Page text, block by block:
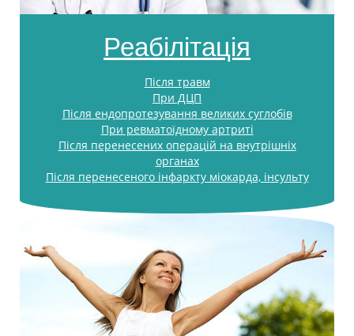
Реабілітація
Після травм
При ДЦП
Після ендопротезування великих суглобів
При ревматоїдному артриті
Після перенесених операцій на внутрішніх
органах
Після перенесеного інфаркту міокарда, інсульту